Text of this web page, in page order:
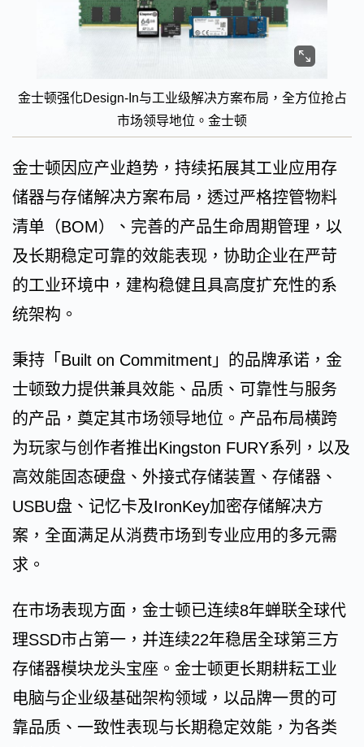
金士顿强化Design-In与工业级解决方案布局，全方位抢占
市场领导地位。金士顿
金士顿因应产业趋势，持续拓展其工业应用存
储器与存储解决方案布局，透过严格控管物料
清单（BOM）、完善的产品生命周期管理，以
及长期稳定可靠的效能表现，协助企业在严苛
的工业环境中，建构稳健且具高度扩充性的系
统架构。
秉持「Built on Commitment」的品牌承诺，金
士顿致力提供兼具效能、品质、可靠性与服务
的产品，奠定其市场领导地位。产品布局横跨
为玩家与创作者推出Kingston FURY系列，以及
高效能固态硬盘、外接式存储装置、存储器、
USBU盘、记忆卡及IronKey加密存储解决方
案，全面满足从消费市场到专业应用的多元需
求。
在市场表现方面，金士顿已连续8年蝉联全球代
理SSD市占第一，并连续22年稳居全球第三方
存储器模块龙头宝座。金士顿更长期耕耘工业
电脑与企业级基础架构领域，以品牌一贯的可
靠品质、一致性表现与长期稳定效能，为各类